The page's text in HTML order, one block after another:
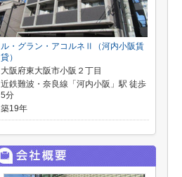
ル・グラン・アコルネⅡ（河内小阪賃
貸）
大阪府東大阪市小阪２丁目
近鉄難波・奈良線「河内小阪」駅 徒歩
5分
築19年